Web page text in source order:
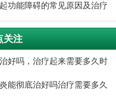
功能障碍的常见原因及治疗
关注
好吗，治疗起来需要多久时
能彻底治好吗治疗需要多久